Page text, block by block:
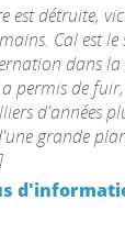
est détruite,
Cal est le
dans
permis de fuir,
d'années
grande